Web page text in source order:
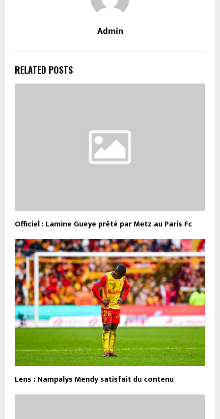
Admin
RELATED POSTS
Officiel : Lamine Gueye prêté par Metz au Paris Fc
Lens : Nampalys Mendy satisfait du contenu